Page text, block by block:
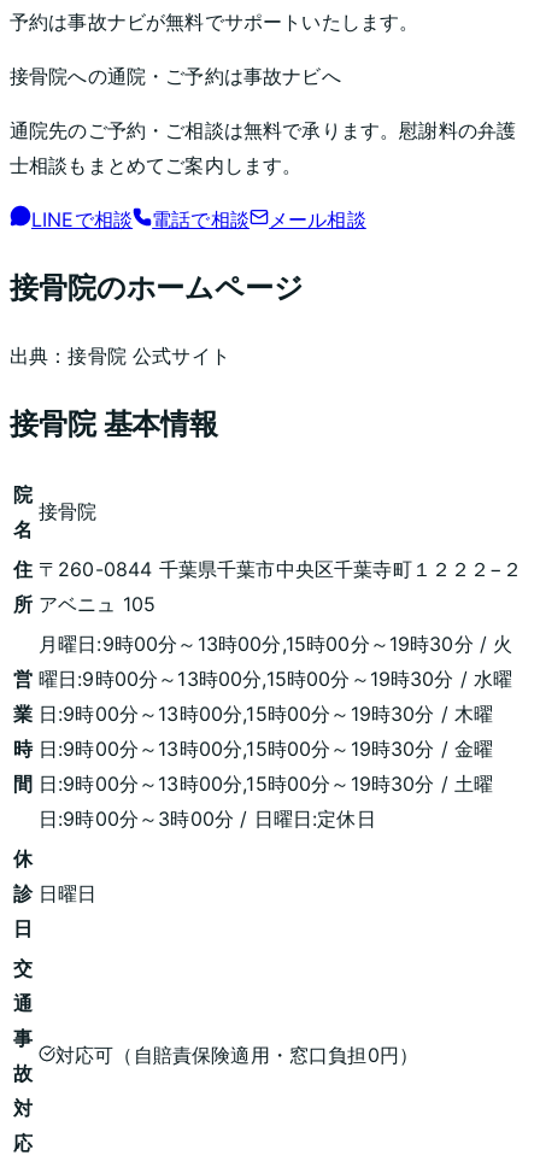
予約は事故ナビが無料でサポートいたします。
接骨院への通院・ご予約は事故ナビへ
通院先のご予約・ご相談は無料で承ります。慰謝料の弁護
士相談もまとめてご案内します。
LINEで相談 電話で相談 メール相談
接骨院のホームページ
出典：接骨院 公式サイト
接骨院基本情報
院
名
接骨院
住
所
〒260-0844 千葉県千葉市中央区千葉寺町１２２２−２
アベニュ 105
営
業
時
間
月曜日:9時00分～13時00分,15時00分～19時30分 / 火
曜日:9時00分～13時00分,15時00分～19時30分 / 水曜
日:9時00分～13時00分,15時00分～19時30分 / 木曜
日:9時00分～13時00分,15時00分～19時30分 / 金曜
日:9時00分～13時00分,15時00分～19時30分 / 土曜
日:9時00分～3時00分 / 日曜日:定休日
休
診
日
日曜日
交
通
事
故
対
応
対応可（自賠責保険適用・窓口負担0円）